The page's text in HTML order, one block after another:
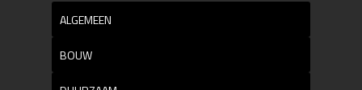
ALGEMEEN
BOUW